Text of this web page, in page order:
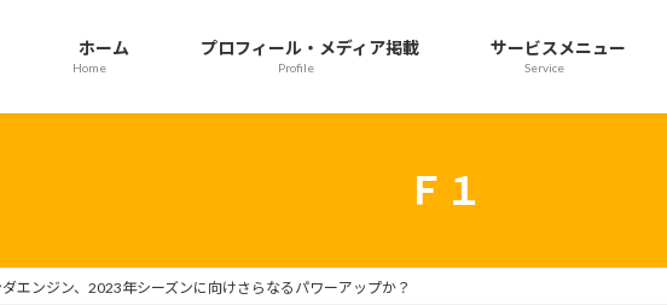
ホーム
Home
プロフィール・メディア掲載
Profile
サービスメニュー
Service
Ｆ１
ダエンジン、2023年シーズンに向けさらなるパワーアップか？